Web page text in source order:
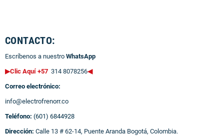
CONTACTO:
Escríbenos a nuestro WhatsApp
▶Clic Aquí +57 314 8078256◀
Correo electrónico:
info@electrofrenorr.co
Teléfono: (601) 6844928
Dirección: Calle 13 # 62-14, Puente Aranda Bogotá, Colombia.